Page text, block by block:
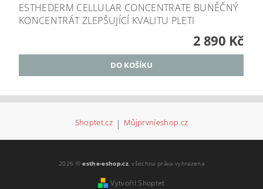
ESTHEDERM CELLULAR CONCENTRATE BUNĚČNÝ
KONCENTRÁT ZLEPŠUJÍCÍ KVALITU PLETI
2 890 Kč
Shoptet.cz | Můjprvníeshop.cz
2026 ©esthe-eshop.cz, všechna práva vyhrazena
Vytvořil Shoptet